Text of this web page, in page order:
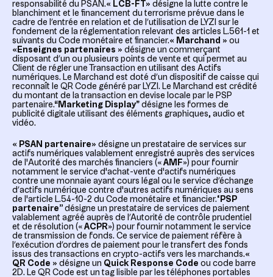
responsabilité du PSAN.« LCB-FT» désigne la lutte contre le
blanchiment et le financement du terrorisme prévue dans le
cadre de l’entrée en relation et de l’utilisation de LYZI sur le
fondement de la réglementation relevant des articles L.561-1 et
suivants du Code monétaire et financier.« Marchand » ou
«Enseignes partenaires » désigne un commerçant
disposant d’un ou plusieurs points de vente et qui permet au
Client de régler une Transaction en utilisant des Actifs
numériques. Le Marchand est doté d’un dispositif de caisse qui
reconnaît le QR Code généré par LYZI. Le Marchand est crédité
du montant de la transaction en devise locale par le PSP
partenaire.“ Marketing Display” désigne les formes de
publicité digitale utilisant des éléments graphiques, audio et
vidéo.
« PSAN partenaire» désigne un prestataire de services sur
actifs numériques valablement enregistré auprès des services
de l'Autorité des marchés financiers (« AMF») pour fournir
notamment le service d'achat-vente d'actifs numériques
contre une monnaie ayant cours légal ou le service d’échange
d’actifs numérique contre d'autres actifs numériques au sens
de l'article L.54-10-2 du Code monétaire et financier.“PSP
partenaire” désigne un prestataire de services de paiement
valablement agréé auprès de l’Autorité de contrôle prudentiel
et de résolution (« ACPR») pour fournir notamment le service
de transmission de fonds. Ce service de paiement réfère à
l’exécution d’ordres de paiement pour le transfert des fonds
issus des transactions en crypto-actifs vers les marchands.«
QR Code » désigne un Quick Response Code ou code barre
2D. Le QR Code est un tag lisible par les téléphones portables